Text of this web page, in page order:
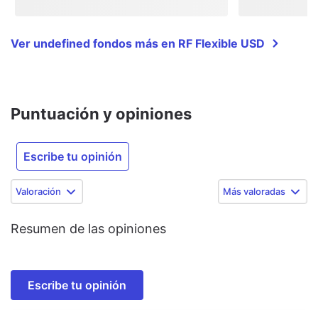
Ver undefined fondos más en RF Flexible USD
Puntuación y opiniones
Escribe tu opinión
Valoración Más valoradas
Resumen de las opiniones
Escribe tu opinión